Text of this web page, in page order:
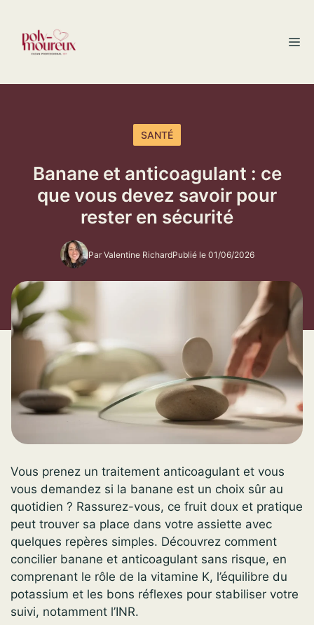
contenu
SANTÉ
Banane et anticoagulant : ce
que vous devez savoir pour
rester en sécurité
Par Valentine RichardPublié le 01/06/2026
Vous prenez un traitement anticoagulant et vous
vous demandez si la banane est un choix sûr au
quotidien ? Rassurez-vous, ce fruit doux et pratique
peut trouver sa place dans votre assiette avec
quelques repères simples. Découvrez comment
concilier banane et anticoagulant sans risque, en
comprenant le rôle de la vitamine K, l’équilibre du
potassium et les bons réflexes pour stabiliser votre
suivi, notamment l’INR.